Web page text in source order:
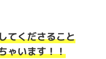
てくださること
ゃいます！！